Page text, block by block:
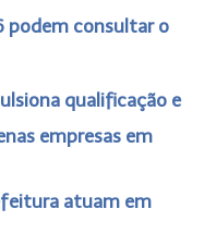
podem consultar o
qualificação e
empresas em
atuam em